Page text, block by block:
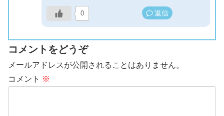
0 返信
コメントをどうぞ
メールアドレスが公開されることはありません。
コメント ※